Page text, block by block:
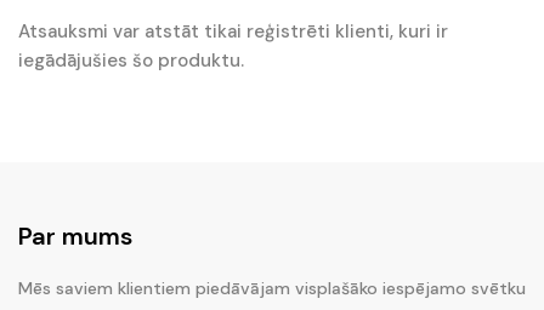
Atsauksmi var atstāt tikai reģistrēti klienti, kuri ir
iegādājušies šo produktu.
Par mums
Mēs saviem klientiem piedāvājam visplašāko iespējamo svētku